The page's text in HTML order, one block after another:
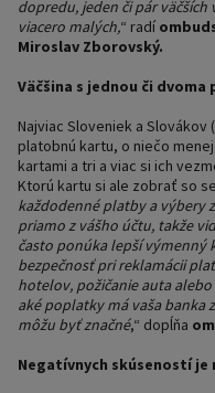
dopredu, jeden či pár
viacero malých,“ radí
Miroslav Zborovský.
Väčšina s jednou či
Najviac Sloveniek a
platobnú kartu, o niečo
kartami a tri a viac si ich
Ktorú kartu si ale zobrať so
každodenné platby a výbery
priamo z vášho účtu, takže
často ponúka lepší výmenný
bezpečnosť pri reklamácii
hotelov, požičanie auta
aké poplatky má vaša banka
môžu byť značné,“ dopĺňa
Negatívnych skúseností je